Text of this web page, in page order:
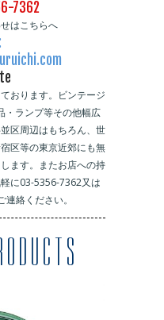
7362
はこちらへ
おります。ビンテージ
・ランプ等その他幅広
区周辺はもちろん、世
区等の東京近郊にも無
ます。またお店への持
に03-5356-7362又は
絡ください。